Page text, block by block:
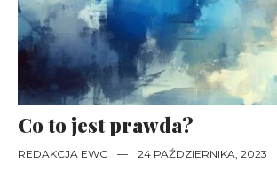
Co to jest prawda?
REDAKCJA EWC — 24 PAŹDZIERNIKA, 2023